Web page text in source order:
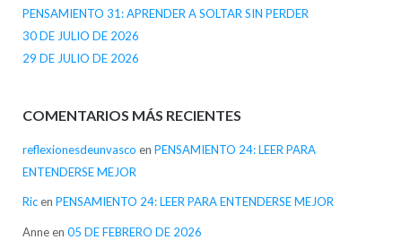
PENSAMIENTO 31: APRENDER A SOLTAR SIN PERDER
30 DE JULIO DE 2026
29 DE JULIO DE 2026
COMENTARIOS MÁS RECIENTES
reflexionesdeunvasco en PENSAMIENTO 24: LEER PARA
ENTENDERSE MEJOR
Ricen PENSAMIENTO 24: LEER PARA ENTENDERSE MEJOR
Anneen 05 DE FEBRERO DE 2026